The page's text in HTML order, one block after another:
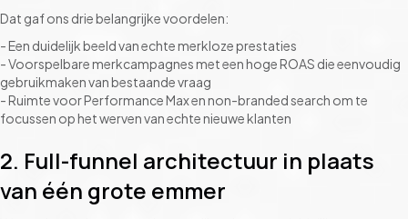
Dat gaf ons drie belangrijke voordelen:
- Een duidelijk beeld van echte merkloze prestaties
- Voorspelbare merkcampagnes met een hoge ROAS die eenvoudig
gebruikmaken van bestaande vraag
- Ruimte voor Performance Max en non-branded search om te
focussen op het werven van echte nieuwe klanten
2. Full-funnel architectuur in plaats
van één grote emmer